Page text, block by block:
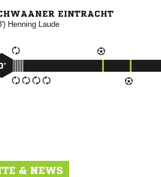
EINTRACHT

& NEWS